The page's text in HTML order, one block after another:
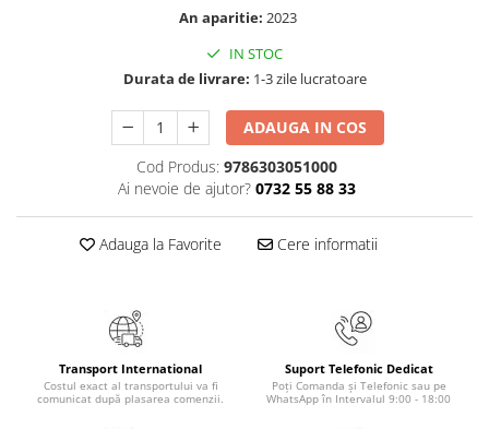
An aparitie: 2023
IN STOC
Durata de livrare: 1-3 zile lucratoare
ADAUGA IN COS
Cod Produs: 9786303051000
Ai nevoie de ajutor? 0732 55 88 33
Adauga la Favorite Cere informatii
Transport International
Costul exact al transportului va fi
comunicat după plasarea comenzii.
Suport Telefonic Dedicat
Poți Comanda și Telefonic sau pe
WhatsApp în Intervalul 9:00 - 18:00